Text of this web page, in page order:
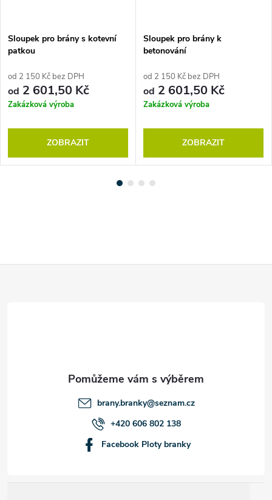
Sloupek pro brány s kotevní
patkou
od 2 150 Kč bez DPH
od 2 601,50 Kč
Zakázková výroba
ZOBRAZIT
Sloupek pro brány k
betonování
od 2 150 Kč bez DPH
od 2 601,50 Kč
Zakázková výroba
ZOBRAZIT
brany.branky@seznam.cz
+420 606 802 138
Facebook Ploty branky